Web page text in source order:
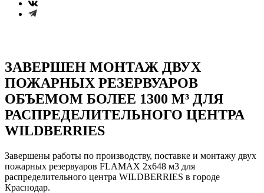
ЗАВЕРШЕН МОНТАЖ ДВУХ
ПОЖАРНЫХ РЕЗЕРВУАРОВ
ОБЪЕМОМ БОЛЕЕ 1300 М³ ДЛЯ
РАСПРЕДЕЛИТЕЛЬНОГО ЦЕНТРА
WILDBERRIES
Завершены работы по производству, поставке и монтажу двух
пожарных резервуаров FLAMAX 2х648 м3 для
распределительного центра WILDBERRIES в городе
Краснодар.